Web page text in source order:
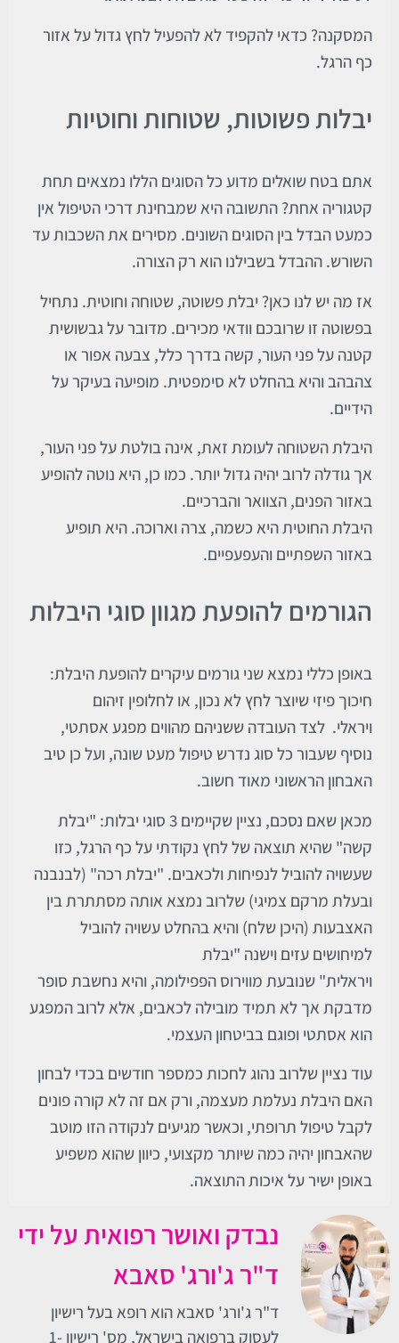
המסקנה? כדאי להקפיד לא להפעיל לחץ גדול על אזור
כף הרגל.
יבלות פשוטות, שטוחות וחוטיות
אתם בטח שואלים מדוע כל הסוגים הללו נמצאים תחת
קטגוריה אחת? התשובה היא שמבחינת דרכי הטיפול אין
כמעט הבדל בין הסוגים השונים. מסירים את השכבות עד
השורש. ההבדל בשבילנו הוא רק הצורה.
אז מה יש לנו כאן? יבלת פשוטה, שטוחה וחוטית. נתחיל
בפשוטה זו שרובכם וודאי מכירים. מדובר על גבשושית
קטנה על פני העור, קשה בדרך כלל, צבעה אפור או
צהבהב והיא בהחלט לא סימפטית. מופיעה בעיקר על
הידיים.
היבלת השטוחה לעומת זאת, אינה בולטת על פני העור,
אך גודלה לרוב יהיה גדול יותר. כמו כן, היא נוטה להופיע
באזור הפנים, הצוואר והברכיים.
היבלת החוטית היא כשמה, צרה וארוכה. היא תופיע
באזור השפתיים והעפעפיים.
הגורמים להופעת מגוון סוגי היבלות
באופן כללינמצא שני גורמים עיקריםלהופעת היבלת:
חיכוך פיזי שיוצר לחץלא נכון, או לחלופיןזיהום
ויראלי. לצד העובדהששניהםמהווים מפגעאסתטי,
נוסיף שעבור כל סוג נדרשטיפולמעטשונה,ועל כן טיב
האבחון הראשונימאודחשוב.
מכאן שאם נסכם, נציין שקיימים 3 סוגי
יבלות: "יבלת
קשה" שהיא תוצאה של לחץנקודתי על כף הרגל, כזו
שעשויה להוביל לנפיחותו לכאבים. "יבלת רכה"(לבנבנה
ובעלת מרקם צמיגי)שלרוב נמצא אותה מסתתרת בין
האצבעות( היכן שלח)והיא בהחלט עשויה להוביל
למיחושים עזיםוישנה"יבלת
ויראלית"שנובעתמווירוסהפפילומה, והיא נחשבת סופר
מדבקת אך לא תמיד מובילה לכאבים, אלא לרוב המפגע
הוא אסתטי ופוגם בביטחון העצמי.
עוד נציין שלרוב נהוג לחכות כמספר חודשים בכדי לבחון
האם היבלת נעלמת מעצמה, ורק אם זה לא קורה פונים
לקבל טיפול תרופתי, וכאשר מגיעים לנקודה הזו מוטב
שהאבחון יהיה כמה שיותר מקצועי, כיוון שהוא משפיע
באופן ישיר על איכות התוצאה.
נבדק ואושר רפואית על ידי
ד"ר ג'ורג' סאבא
ד"ר ג'ורג' סאבא הוא רופא בעל רישיון
לעסוק ברפואה בישראל, מס' רישיון 1-